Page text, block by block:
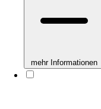
mehr Informationen